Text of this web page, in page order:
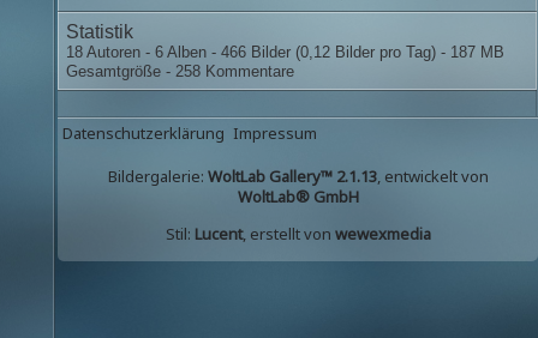
Statistik
18 Autoren - 6 Alben - 466 Bilder (0,12 Bilder pro Tag) - 187 MB
Gesamtgröße - 258 Kommentare
Datenschutzerklärung Impressum
Bildergalerie: WoltLab Gallery™ 2.1.13, entwickelt von
WoltLab® GmbH
Stil: Lucent, erstellt von wewexmedia